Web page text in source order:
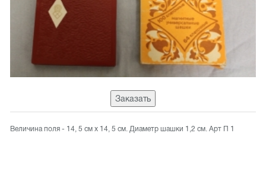
Заказать
Величина поля - 14, 5 см x 14, 5 см. Диаметр шашки 1,2 см. Арт П 1